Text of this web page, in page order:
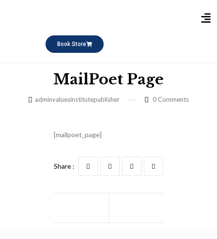
Book Store
MailPoet Page
adminvaluesinstitutepublisher 0 Comments
[mailpoet_page]
Share :